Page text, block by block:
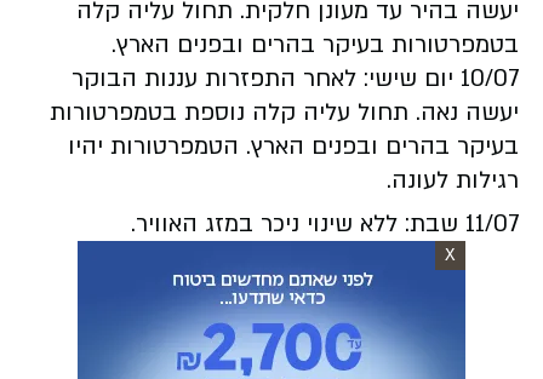
יעשה בהיר עד מעונן חלקית. תחול עליה קלה
בטמפרטורות בעיקר בהרים ובפנים הארץ.
10/07 יום שישי:
לאחר התפזרות עננות הבוקר
יעשה נאה. תחול עליה קלה נוספת בטמפרטורות
בעיקר בהרים ובפנים הארץ. הטמפרטורות יהיו
רגילות לעונה.
11/07 שבת:
ללא שינוי ניכר במזג האוויר.
X